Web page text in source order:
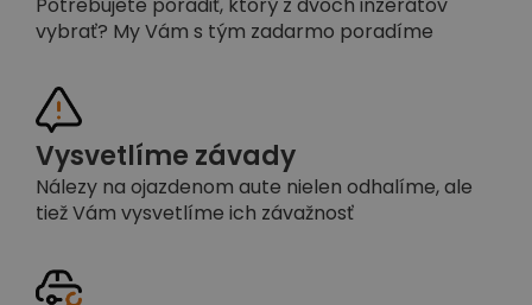
vybrať? My Vám s tým zadarmo poradíme
Vysvetlíme závady
Nálezy na ojazdenom aute nielen odhalíme, ale
tiež Vám vysvetlíme ich závažnosť